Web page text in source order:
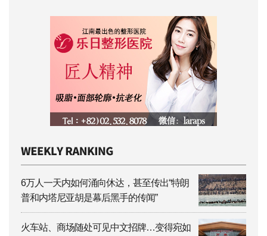
6万人一天内如何涌向休达，甚至传出“特朗
普和内塔尼亚胡是幕后黑手的传闻”
火车站、商场随处可见中文招牌…变得宛如